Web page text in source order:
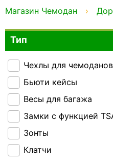
Магазин Чемодан
Тип
Чехлы для чемоданов
Бьюти кейсы
Весы для багажа
Замки с функцией
Зонты
Клатчи